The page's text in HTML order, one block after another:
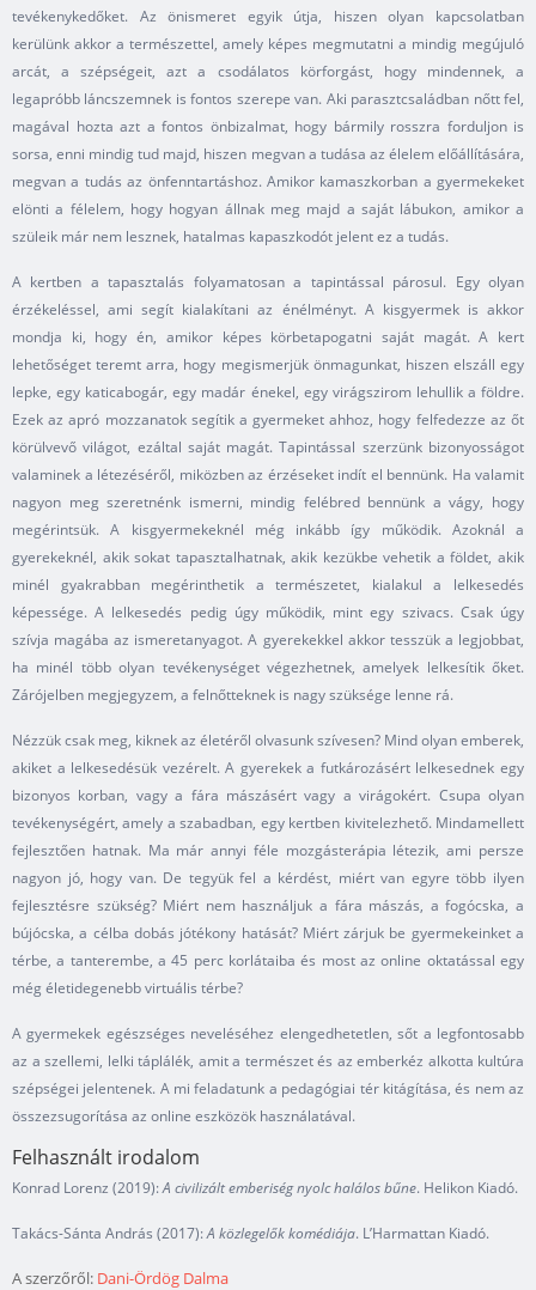
tevékenykedőket. Az önismeret egyik útja, hiszen olyan kapcsolatban
kerülünk akkor a természettel, amely képes megmutatni a mindig megújuló
arcát, a szépségeit, azt a csodálatos körforgást, hogy mindennek, a
legapróbb láncszemnek is fontos szerepe van. Aki parasztcsaládban nőtt fel,
magával hozta azt a fontos önbizalmat, hogy bármily rosszra forduljon is
sorsa, enni mindig tud majd, hiszen megvan a tudása az élelem előállítására,
megvan a tudás az önfenntartáshoz. Amikor kamaszkorban a gyermekeket
elönti a félelem, hogy hogyan állnak meg majd a saját lábukon, amikor a
szüleik már nem lesznek, hatalmas kapaszkodót jelent ez a tudás.
A kertben a tapasztalás folyamatosan a tapintással párosul. Egy olyan
érzékeléssel, ami segít kialakítani az énélményt. A kisgyermek is akkor
mondja ki, hogy én, amikor képes körbetapogatni saját magát. A kert
lehetőséget teremt arra, hogy megismerjük önmagunkat, hiszen elszáll egy
lepke, egy katicabogár, egy madár énekel, egy virágszirom lehullik a földre.
Ezek az apró mozzanatok segítik a gyermeket ahhoz, hogy felfedezze az őt
körülvevő világot, ezáltal saját magát. Tapintással szerzünk bizonyosságot
valaminek a létezéséről, miközben az érzéseket indít el bennünk. Ha valamit
nagyon meg szeretnénk ismerni, mindig felébred bennünk a vágy, hogy
megérintsük. A kisgyermekeknél még inkább így működik. Azoknál a
gyerekeknél, akik sokat tapasztalhatnak, akik kezükbe vehetik a földet, akik
minél gyakrabban megérinthetik a természetet, kialakul a lelkesedés
képessége. A lelkesedés pedig úgy működik, mint egy szivacs. Csak úgy
szívja magába az ismeretanyagot. A gyerekekkel akkor tesszük a legjobbat,
ha minél több olyan tevékenységet végezhetnek, amelyek lelkesítik őket.
Zárójelben megjegyzem, a felnőtteknek is nagy szüksége lenne rá.
Nézzük csak meg, kiknek az életéről olvasunk szívesen? Mind olyan emberek,
akiket a lelkesedésük vezérelt. A gyerekek a futkározásért lelkesednek egy
bizonyos korban, vagy a fára mászásért vagy a virágokért. Csupa olyan
tevékenységért, amely a szabadban, egy kertben kivitelezhető. Mindamellett
fejlesztően hatnak. Ma már annyi féle mozgásterápia létezik, ami persze
nagyon jó, hogy van. De tegyük fel a kérdést, miért van egyre több ilyen
fejlesztésre szükség? Miért nem használjuk a fára mászás, a fogócska, a
bújócska, a célba dobás jótékony hatását? Miért zárjuk be gyermekeinket a
térbe, a tanterembe, a 45 perc korlátaiba és most az online oktatással egy
még életidegenebb virtuális térbe?
A gyermekek egészséges neveléséhez elengedhetetlen, sőt a legfontosabb
az a szellemi, lelki táplálék, amit a természet és az emberkéz alkotta kultúra
szépségei jelentenek. A mi feladatunk a pedagógiai tér kitágítása, és nem az
összezsugorítása az online eszközök használatával.
Felhasznált irodalom
Konrad Lorenz (2019):A civilizált emberiség nyolc halálos bűne. Helikon Kiadó.
Takács-Sánta András (2017):A közlegelők komédiája. L’Harmattan Kiadó.
A szerzőről: Dani-Ördög Dalma